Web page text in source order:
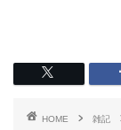
HOME 雑記